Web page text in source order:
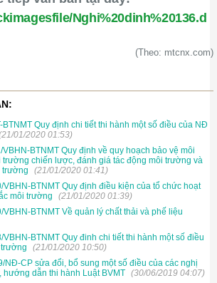
Nghi%20dinh%20136.d
(Theo: mtcnx.com)
Quy định chi tiết thi hành một số điều của NĐ
01/2020 01:53)
BTNMT Quy định về quy hoạch bảo vệ môi
chiến lược, đánh giá tác động môi trường và
trường
(21/01/2020 01:41)
BTNMT Quy định điều kiện của tổ chức hoạt
môi trường
(21/01/2020 01:39)
BTNMT Về quản lý chất thải và phế liệu
BTNMT Quy đinh chi tiết thi hành một số điều
(21/01/2020 10:50)
NĐ-CP sửa đổi, bổ sung một số điều của các nghị
hướng dẫn thi hành Luật BVMT (30/06/2019 04:07)